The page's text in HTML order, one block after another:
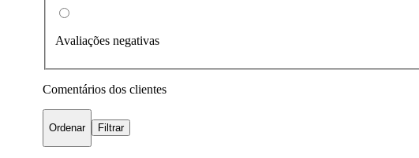
Avaliações negativas
Comentários dos clientes
Ordenar Filtrar